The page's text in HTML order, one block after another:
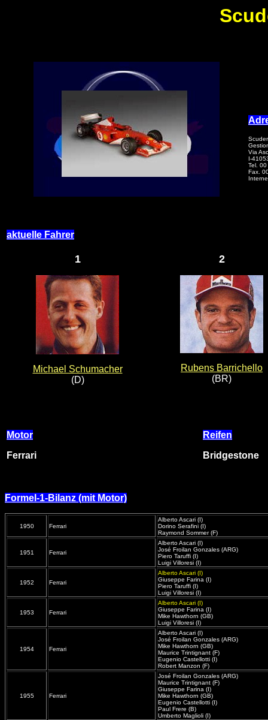
Via
I-
Tel.
Fax.
aktuelle Fahrer
1
Michael Schumacher
(D)
2
Rubens Barrichello
(BR)
Motor
Ferrari
Reifen
Bridgestone
Formel-1-Bilanz (mit Motor)
1950 Ferrari
Alberto Ascari (I)
Dorino Serafini (I)
Raymond Sommer (F)
1951 Ferrari
Alberto Ascari (I)
José Froilan Gonzales (ARG)
Piero Taruffi (I)
Luigi Villoresi (I)
1952 Ferrari
Alberto Ascari (I)
Giuseppe Farina (I)
Piero Taruffi (I)
Luigi Villoresi (I)
1953 Ferrari
Alberto Ascari (I)
Giuseppe Farina (I)
Mike Hawthorn (GB)
Luigi Villoresi (I)
1954 Ferrari
Alberto Ascari (I)
José Froilan Gonzales (ARG)
Mike Hawthorn (GB)
Maurice Trintignant (F)
Eugenio Castellotti (I)
Robert Manzon (F)
1955 Ferrari
José Froilan Gonzales (ARG)
Maurice Trintignant (F)
Giuseppe Farina (I)
Mike Hawthorn (GB)
Eugenio Castellotti (I)
Paul Frere (B)
Umberto Maglioli (I)